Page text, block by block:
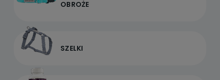
OBROŻE
SZELKI